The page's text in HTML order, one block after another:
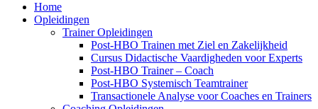
Home
Opleidingen
Trainer Opleidingen
Post-HBO Trainen met Ziel en Zakelijkheid
Cursus Didactische Vaardigheden voor Experts
Post-HBO Trainer – Coach
Post-HBO Systemisch Teamtrainer
Transactionele Analyse voor Coaches en Trainers